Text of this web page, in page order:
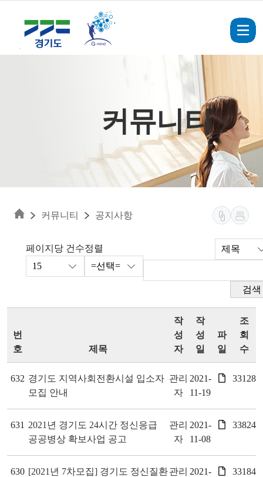
커뮤니티
커뮤니티 공지사항
페이지당 건수정렬
검색
번
호
제목
작
성
자
작
성
일
파
일
조
회
수
632 경기도 지역사회전환시설 입소자
모집 안내
관리
자
2021-
11-19
33128
631 2021년 경기도 24시간 정신응급
공공병상 확보사업 공고
관리
자
2021-
11-08
33824
630 [2021년 7차모집] 경기도 정신질환관리 2021-
33184